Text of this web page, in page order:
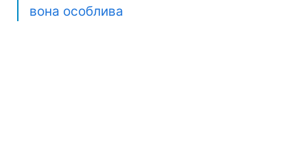
вона особлива